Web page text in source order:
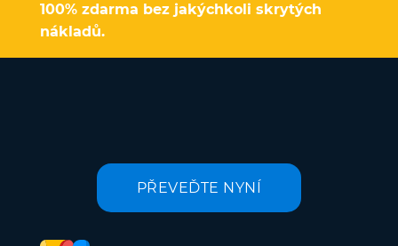
100% zdarma bez jakýchkoli skrytých
nákladů.
PŘEVEĎTE NYNÍ